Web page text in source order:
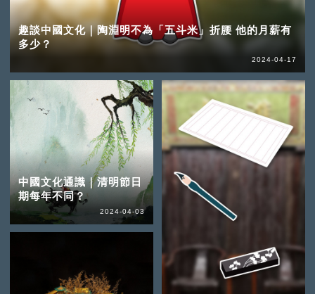
趣談中國文化｜陶淵明不為「五斗米」折腰 他的月薪有
多少？
2024-04-17
中國文化通識｜清明節日
期每年不同？
2024-04-03